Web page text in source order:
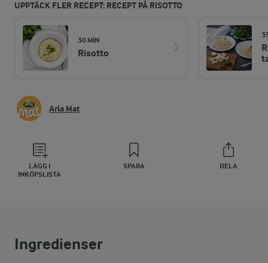
UPPTÄCK FLER RECEPT: RECEPT PÅ RISOTTO
30 MIN
Risotto
Arla Mat
LÄGG I
INKÖPSLISTA
SPARA DELA
Ingredienser